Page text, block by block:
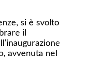
si è svolto
il
avvenuta nel